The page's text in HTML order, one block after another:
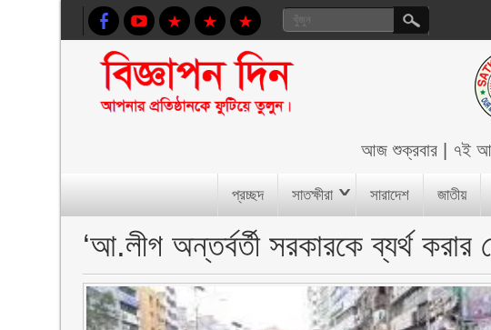
আজশুক্রবার ৭ই
প্রচ্ছদ সাতক্ষীরা সারাদেশ জাতীয়
‘আ.লীগ অন্তর্বর্তী সরকারকে ব্যর্থ করার